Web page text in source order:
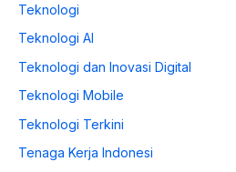
Teknologi
Teknologi AI
Teknologi dan Inovasi Digital
Teknologi Mobile
Teknologi Terkini
Tenaga Kerja Indonesi